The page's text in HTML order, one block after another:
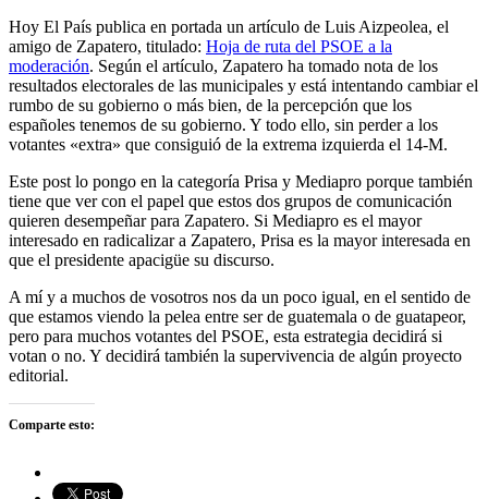
Hoy El País publica en portada un artículo de Luis Aizpeolea, el
amigo de Zapatero, titulado: Hoja de ruta del PSOE a la
moderación. Según el artículo, Zapatero ha tomado nota de los
resultados electorales de las municipales y está intentando cambiar el
rumbo de su gobierno o más bien, de la percepción que los
españoles tenemos de su gobierno. Y todo ello, sin perder a los
votantes «extra» que consiguió de la extrema izquierda el 14-M.
Este post lo pongo en la categoría Prisa y Mediapro porque también
tiene que ver con el papel que estos dos grupos de comunicación
quieren desempeñar para Zapatero. Si Mediapro es el mayor
interesado en radicalizar a Zapatero, Prisa es la mayor interesada en
que el presidente apacigüe su discurso.
A mí y a muchos de vosotros nos da un poco igual, en el sentido de
que estamos viendo la pelea entre ser de guatemala o de guatapeor,
pero para muchos votantes del PSOE, esta estrategia decidirá si
votan o no. Y decidirá también la supervivencia de algún proyecto
editorial.
Comparte esto: